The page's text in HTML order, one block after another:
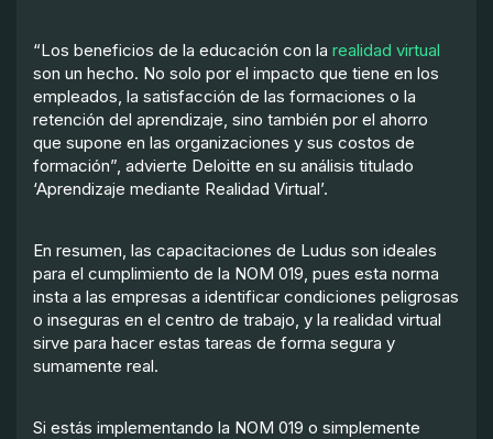
“Los beneficios de la educación con la realidad virtual
son un hecho. No solo por el impacto que tiene en los
empleados, la satisfacción de las formaciones o la
retención del aprendizaje, sino también por el ahorro
que supone en las organizaciones y sus costos de
formación”, advierte Deloitte en su análisis titulado
‘Aprendizaje mediante Realidad Virtual’.
En resumen, las capacitaciones de Ludus son ideales
para el cumplimiento de la NOM 019, pues esta norma
insta a las empresas a identificar condiciones peligrosas
o inseguras en el centro de trabajo, y la realidad virtual
sirve para hacer estas tareas de forma segura y
sumamente real.
Si estás implementando la NOM 019 o simplemente